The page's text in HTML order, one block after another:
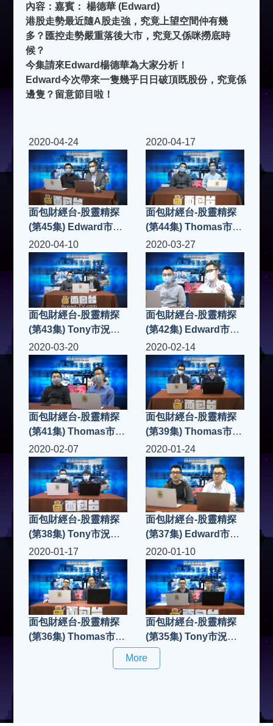
內容：嘉賓： 楊德華 (Edward)
港股走勢最近隨A股走強，究竟上望空間仲有幾
多？匯控走勢嚴重落後大市，究竟又係咪撈底時
候？
今集請來Edward楊德華為大家分析！
Edward今次帶來一隻幾乎日日破頂既股份，究竟係
邊隻？留意節目啦！
2020-04-24
面包財經台-股靈精探
(第45集) Edward市況
點評
2020-04-17
面包財經台-股靈精探
(第44集) Thomas市況
點評
2020-04-10
面包財經台-股靈精探
(第43集) Tony市況點
評
2020-03-27
面包財經台-股靈精探
(第42集) Edward市況
點評
2020-03-20
面包財經台-股靈精探
(第41集) Thomas市況
點評
2020-02-14
面包財經台-股靈精探
(第39集) Thomas市況
點評
2020-02-07
面包財經台-股靈精探
(第38集) Tony市況點
評
2020-01-24
面包財經台-股靈精探
(第37集) Edward市況
點評
2020-01-17
面包財經台-股靈精探
(第36集) Thomas市況
2020-01-10
面包財經台-股靈精探
(第35集) Tony市況點
評
More